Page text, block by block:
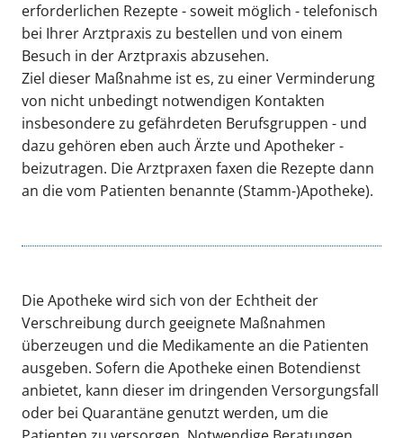
erforderlichen Rezepte - soweit möglich - telefonisch
bei Ihrer Arztpraxis zu bestellen und von einem
Besuch in der Arztpraxis abzusehen.
Ziel dieser Maßnahme ist es, zu einer Verminderung
von nicht unbedingt notwendigen Kontakten
insbesondere zu gefährdeten Berufsgruppen - und
dazu gehören eben auch Ärzte und Apotheker -
beizutragen. Die Arztpraxen faxen die Rezepte dann
an die vom Patienten benannte (Stamm-)Apotheke).
Die Apotheke wird sich von der Echtheit der
Verschreibung durch geeignete Maßnahmen
überzeugen und die Medikamente an die Patienten
ausgeben. Sofern die Apotheke einen Botendienst
anbietet, kann dieser im dringenden Versorgungsfall
oder bei Quarantäne genutzt werden, um die